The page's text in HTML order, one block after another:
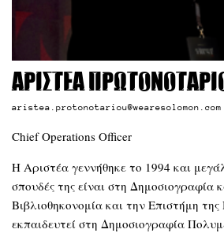
Αριστέα
aristea.protonotariou@wearesolomon.com
Chief Operations Officer
Η Αριστέα γεννήθηκε το 1994 και
σπουδές της είναι στη Δημοσιογραφία
Βιβλιοθηκονομία και την Επιστήμη
εκπαιδευτεί στη Δημοσιογραφία